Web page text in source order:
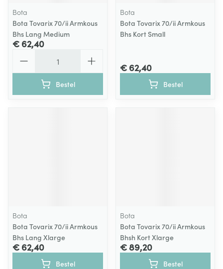
Bota
Bota Tovarix 70/ii Armkous
Bhs Lang Medium
€ 62,40
Bestel
Bota
Bota Tovarix 70/ii Armkous
Bhs Kort Small
€ 62,40
Bestel
Bota
Bota Tovarix 70/ii Armkous
Bhs Lang Xlarge
€ 62,40
Bestel
Bota
Bota Tovarix 70/ii Armkous
Bhsh Kort Xlarge
€ 89,20
Bestel